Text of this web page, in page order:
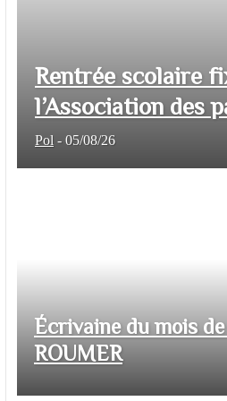
Rentrée scolaire
l’Association des
Pol - 05/08/26
Écrivaine du mois
ROUMER